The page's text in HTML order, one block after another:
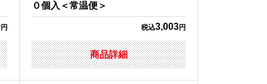
円
０個入＜常温便＞
税込3,003円
商品詳細